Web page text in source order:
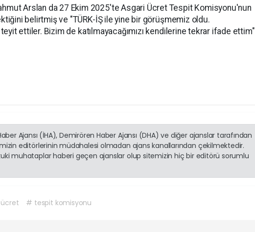
Arslan da 27 Ekim 2025'te Asgari Ücret Tespit Komisyonu'nun
belirtmiş ve "TÜRK-İŞ ile yine bir görüşmemiz oldu.
teyit ettiler. Bizim de katılmayacağımızı kendilerine tekrar ifade ettim"
Ajansı (İHA), Demirören Haber Ajansı (DHA) ve diğer ajanslar tarafından
editörlerinin müdahalesi olmadan ajans kanallarından çekilmektedir.
muhataplar haberi geçen ajanslar olup sitemizin hiç bir editörü sorumlu
# tespit komisyonu